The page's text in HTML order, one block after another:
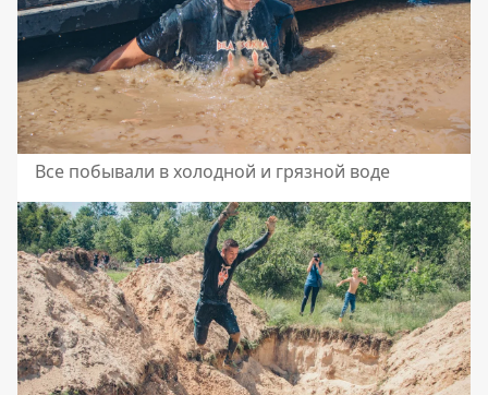
Все побывали в холодной и грязной воде